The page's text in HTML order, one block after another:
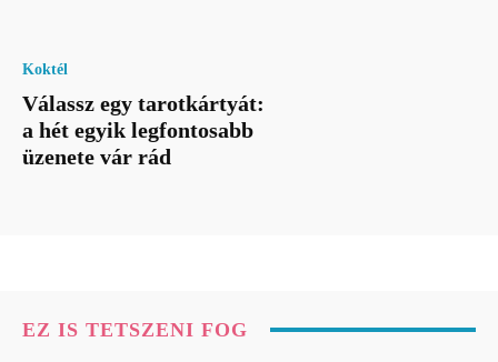
Koktél
Válassz egy tarotkártyát:
a hét egyik legfontosabb
üzenete vár rád
EZ IS TETSZENI FOG